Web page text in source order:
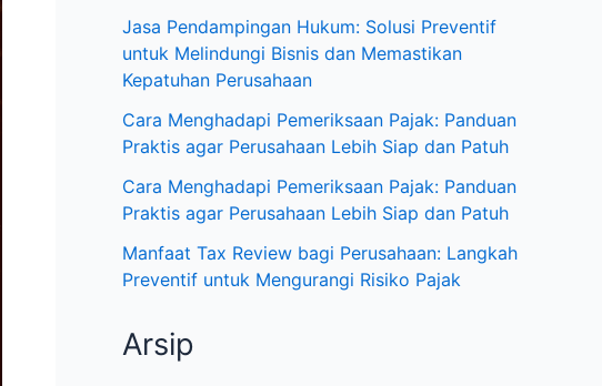
Jasa Pendampingan Hukum: Solusi Preventif
untuk Melindungi Bisnis dan Memastikan
Kepatuhan Perusahaan
Cara Menghadapi Pemeriksaan Pajak: Panduan
Praktis agar Perusahaan Lebih Siap dan Patuh
Cara Menghadapi Pemeriksaan Pajak: Panduan
Praktis agar Perusahaan Lebih Siap dan Patuh
Manfaat Tax Review bagi Perusahaan: Langkah
Preventif untuk Mengurangi Risiko Pajak
Arsip